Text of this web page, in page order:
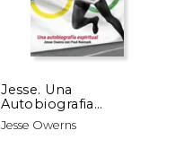
Jesse. Una
Autobiografia
Espiritual: 17
(Testimonios)
Jesse Owerns